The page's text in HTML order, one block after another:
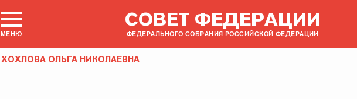
МЕНЮ
СОВЕТ ФЕДЕРАЦИИ
ФЕДЕРАЛЬНОГО СОБРАНИЯ РОССИЙСКОЙ ФЕДЕРАЦИИ
ХОХЛОВА ОЛЬГА НИКОЛАЕВНА